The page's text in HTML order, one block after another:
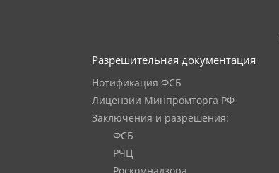
Разрешительная документация
Нотификация ФСБ
Лицензии Минпромторга РФ
Заключения и разрешения:
ФСБ
РЧЦ